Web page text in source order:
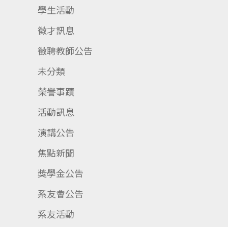
學生活動
徵才訊息
徵聘教師公告
未分類
榮譽事蹟
活動訊息
演講公告
焦點新聞
獎學金公告
系友會公告
系友活動